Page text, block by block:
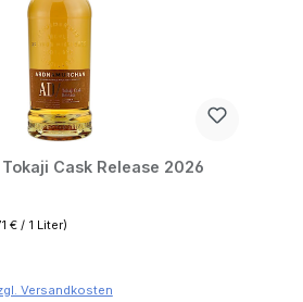
Cask Release 2026
€ / 1 Liter)
Versandkosten